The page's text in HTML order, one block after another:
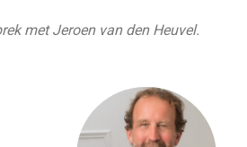
met Jeroen van den Heuvel.